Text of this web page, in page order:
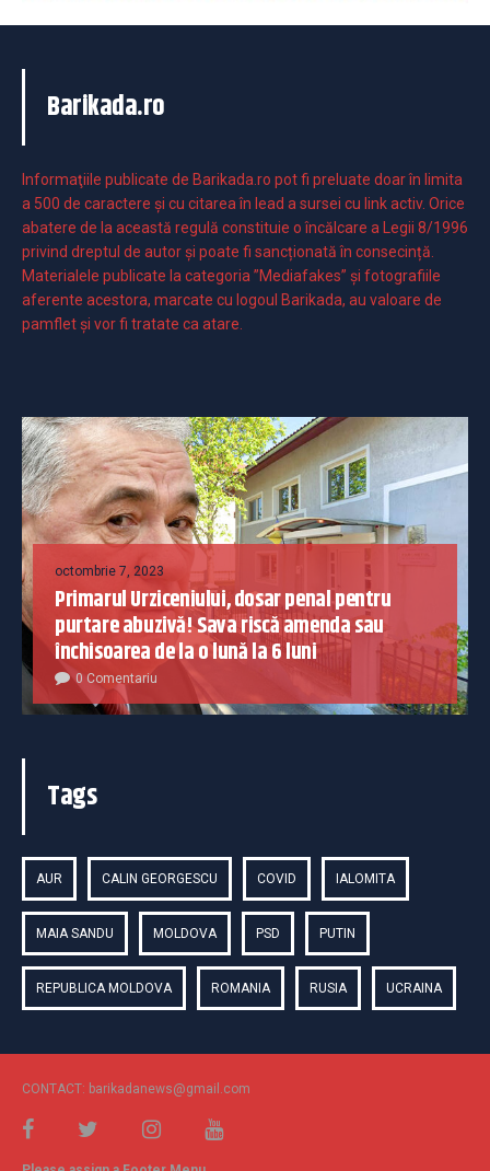
Barikada.ro
Informaţiile publicate de Barikada.ro pot fi preluate doar în limita
a 500 de caractere şi cu citarea în lead a sursei cu link activ. Orice
abatere de la această regulă constituie o încălcare a Legii 8/1996
privind dreptul de autor și poate fi sancționată în consecință.
Materialele publicate la categoria ”Mediafakes” și fotografiile
aferente acestora, marcate cu logoul Barikada, au valoare de
pamflet și vor fi tratate ca atare.
octombrie 7, 2023
Primarul Urziceniului, dosar penal pentru
purtare abuzivă! Sava riscă amenda sau
închisoarea de la o lună la 6 luni
0 Comentariu
Tags
AUR CALIN GEORGESCU COVID IALOMITA
MAIA SANDU MOLDOVA PSD PUTIN
REPUBLICA MOLDOVA ROMANIA RUSIA UCRAINA
CONTACT: barikadanews@gmail.com